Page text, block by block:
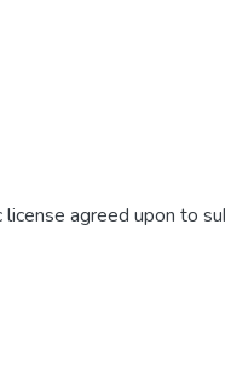
agreed upon to